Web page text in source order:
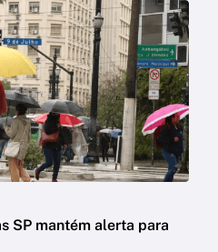
SP mantém alerta para